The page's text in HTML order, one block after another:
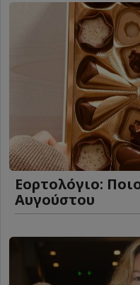
Εορτολόγιο:
Αυγούστου